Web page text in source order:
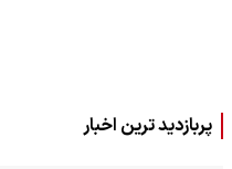
پربازدید ترین اخبار